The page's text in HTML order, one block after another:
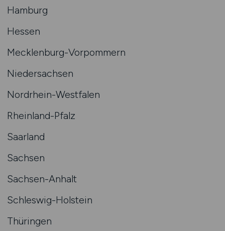
Hamburg
Hessen
Mecklenburg-Vorpommern
Niedersachsen
Nordrhein-Westfalen
Rheinland-Pfalz
Saarland
Sachsen
Sachsen-Anhalt
Schleswig-Holstein
Thüringen